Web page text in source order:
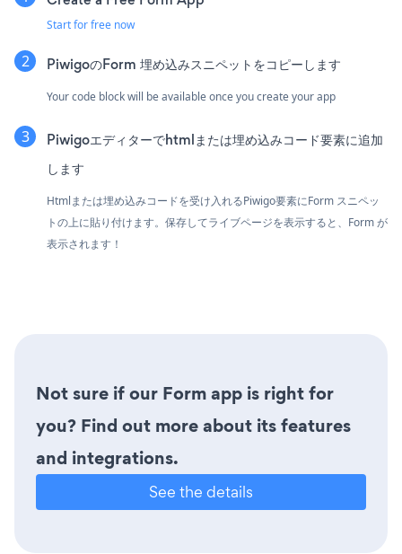
Start for free now
PiwigoのForm 埋め込みスニペットをコピーします
Your code block will be available once you create your app
Piwigoエディターでhtmlまたは埋め込みコード要素に追加
します
Htmlまたは埋め込みコードを受け入れるPiwigo要素にForm スニペッ
トの上に貼り付けます。保存してライブページを表示すると、Form が
表示されます！
Not sure if our Form app is right for
you? Find out more about its features
and integrations.
See the details